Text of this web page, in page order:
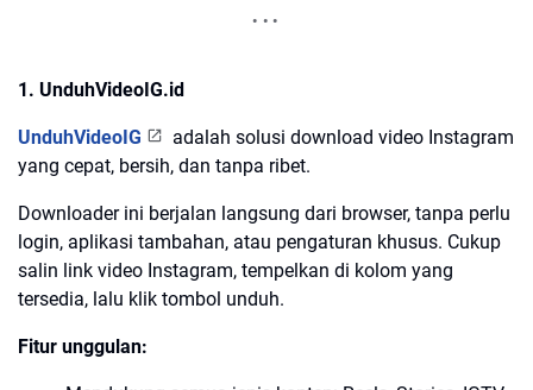
1. UnduhVideoIG.id
UnduhVideoIG
adalah solusi download video Instagram
yang cepat, bersih, dan tanpa ribet.
Downloader ini berjalan langsung dari browser, tanpa perlu
login, aplikasi tambahan, atau pengaturan khusus. Cukup
salin link video Instagram, tempelkan di kolom yang
tersedia, lalu klik tombol unduh.
Fitur unggulan: